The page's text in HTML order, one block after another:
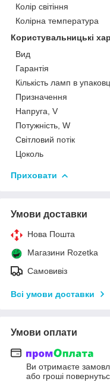
Колір світіння
Колірна температура
Користувальницькі
Вид
Гарантія
Кількість ламп в
Призначення
Напруга, V
Потужність, W
Світловий потік
Цоколь
Приховати
Умови доставки
Нова Пошта
Магазини Rozetka
Самовивіз
Всі умови доставки
Умови оплати
Ви отримаєте
або гроші